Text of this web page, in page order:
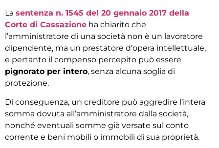
La sentenza n. 1545 del 20 gennaio 2017 della
Corte di Cassazione ha chiarito che
l’amministratore di una società non è un lavoratore
dipendente, ma un prestatore d’opera intellettuale,
e pertanto il compenso percepito può essere
pignorato per intero, senza alcuna soglia di
protezione.
Di conseguenza, un creditore può aggredire l’intera
somma dovuta all’amministratore dalla società,
nonché eventuali somme già versate sul conto
corrente e beni mobili o immobili di sua proprietà.